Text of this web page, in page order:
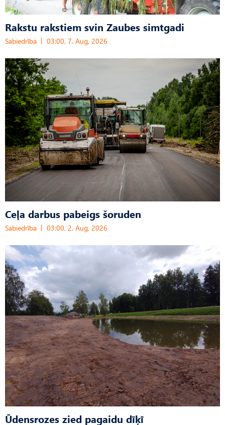
Rakstu rakstiem svin Zaubes simtgadi
Sabiedrība 03:00, 7. Aug, 2026
Ceļa darbus pabeigs šoruden
Sabiedrība 03:00, 2. Aug, 2026
Ūdensrozes zied pagaidu dīķī